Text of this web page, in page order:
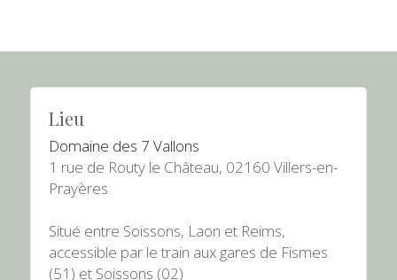
Lieu
Domaine des 7 Vallons
1 rue de Routy le Château, 02160 Villers-en-
Prayères
Situé entre Soissons, Laon et Reims,
accessible par le train aux gares de Fismes
(51) et Soissons (02)